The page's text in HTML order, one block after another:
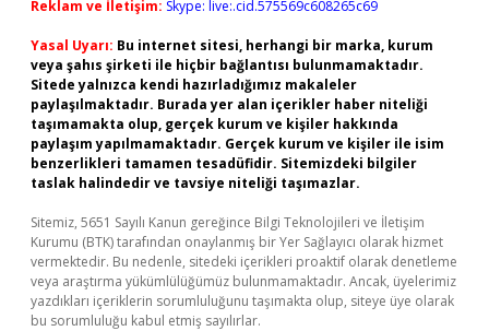
Reklam ve İletişim: Skype: live:.cid.575569c608265c69
Yasal Uyarı: Bu internet sitesi, herhangi bir marka, kurum
veya şahıs şirketi ile hiçbir bağlantısı bulunmamaktadır.
Sitede yalnızca kendi hazırladığımız makaleler
paylaşılmaktadır. Burada yer alan içerikler haber niteliği
taşımamakta olup, gerçek kurum ve kişiler hakkında
paylaşım yapılmamaktadır. Gerçek kurum ve kişiler ile isim
benzerlikleri tamamen tesadüfidir. Sitemizdeki bilgiler
taslak halindedir ve tavsiye niteliği taşımazlar.
Sitemiz, 5651 Sayılı Kanun gereğince Bilgi Teknolojileri ve İletişim
Kurumu (BTK) tarafından onaylanmış bir Yer Sağlayıcı olarak hizmet
vermektedir. Bu nedenle, sitedeki içerikleri proaktif olarak denetleme
veya araştırma yükümlülüğümüz bulunmamaktadır. Ancak, üyelerimiz
yazdıkları içeriklerin sorumluluğunu taşımakta olup, siteye üye olarak
bu sorumluluğu kabul etmiş sayılırlar.